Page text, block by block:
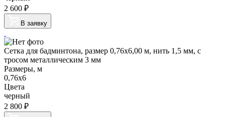
2 600 ₽
В заявку
Сетка для бадминтона, размер 0,76х6,00 м, нить 1,5 мм, с
тросом металлическим 3 мм
Размеры, м
0,76х6
Цвета
черный
2 800 ₽